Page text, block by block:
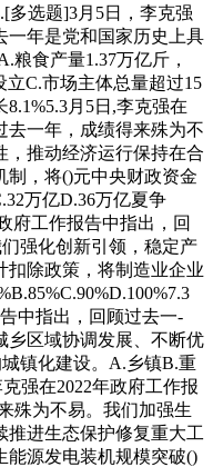
多选题]3⽉5⽇，李克强
⼀年是党和国家历史上具
粮⻝产量1.37万亿⽄，
C.市场主体总量超过15
⽉5⽇,李克强在
去⼀年，成绩得来殊为不
，推动经济运⾏保持在合
制，将()元中央财政资⾦
万亿D.36万亿夏争
府⼯作报告中指出，回
强化创新引领，稳定产
扣除政策，将制造业企业
中指出，回顾过去⼀-
乡区域协调发展、不断优
镇化建设。A.乡镇B.重
强在2022年政府⼯作报
殊为不易。我们加强⽣
推进⽣态保护修复重⼤⼯
能源发电装机规模突破()